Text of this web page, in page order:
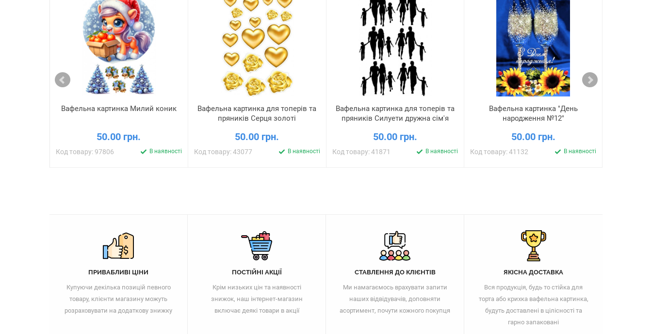
Вафельна картинка Милий коник
50.00 грн.
Код товару: 97806 В наявності
Вафельна картинка для топерів та
пряників Серця золоті
50.00 грн.
Код товару: 43077 В наявності
Вафельна картинка для топерів та
пряників Силуети дружна сім'я
50.00 грн.
Код товару: 41871 В наявності
Вафельна картинка "День
народження №12"
50.00 грн.
Код товару: 41132 В наявності
ПРИВАБЛИВІ ЦІНИ
Купуючи декілька позицій певного
товару, клієнти магазину можуть
розраховувати на додаткову знижку
ПОСТІЙНІ АКЦІЇ
Крім низьких цін та наявності
знижок, наш інтернет-магазин
включає деякі товари в акції
СТАВЛЕННЯ ДО КЛІЄНТІВ
Ми намагаємось врахувати запити
наших відвідувачів, доповняти
асортимент, почути кожного покупця
ЯКІСНА ДОСТАВКА
Вся продукція, будь то стійка для
торта або крихка вафельна картинка,
будуть доставлені в цілісності та
гарно запаковані